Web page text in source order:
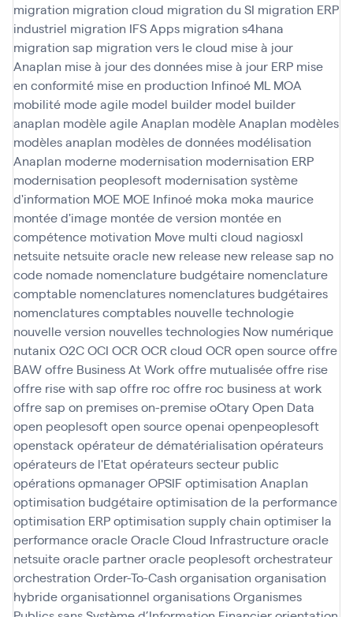
migration migration cloud migration du SI migration ERP
industriel migration IFS Apps migration s4hana
migration sap migration vers le cloud mise à jour
Anaplan mise à jour des données mise à jour ERP mise
en conformité mise en production Infinoé ML MOA
mobilité mode agile model builder model builder
anaplan modèle agile Anaplan modèle Anaplan modèles
modèles anaplan modèles de données modélisation
Anaplan moderne modernisation modernisation ERP
modernisation peoplesoft modernisation système
d'information MOE MOE Infinoé moka moka maurice
montée d'image montée de version montée en
compétence motivation Move multi cloud nagiosxl
netsuite netsuite oracle new release new release sap no
code nomade nomenclature budgétaire nomenclature
comptable nomenclatures nomenclatures budgétaires
nomenclatures comptables nouvelle technologie
nouvelle version nouvelles technologies Now numérique
nutanix O2COCI OCR OCR cloud OCR open sourceoffre
BAWoffre Business At Work offre mutualiséeoffre rise
offre rise with sap offre roc offre roc business at work
offre sap on premiseson-premiseoOtaryOpen Data
open peoplesoftopen sourceopenai openpeoplesoft
openstack opérateur de dématérialisation opérateurs
opérateurs de l'Etatopérateurs secteur public
opérationsopmanagerOPSIFoptimisation Anaplan
optimisation budgétaireoptimisation de la performance
optimisation ERPoptimisation supply chain optimiser la
performanceoracleOracle Cloud Infrastructureoracle
netsuiteoracle partneroracle peoplesoftorchestrateur
orchestration Order-To-Cashorganisation organisation
hybrideorganisationnel organisationsOrganismes